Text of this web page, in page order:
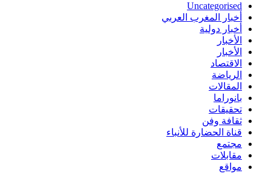
Uncategorised
أخبار المغرب العربي
أخبار دولية
الأخبار
الأخبار
الاقتصاد
الرياضة
المقالات
بانوراما
تحقيقات
ثقافة وفن
قناة الحضارة للأنباء
مجتمع
مقابلات
مواقع